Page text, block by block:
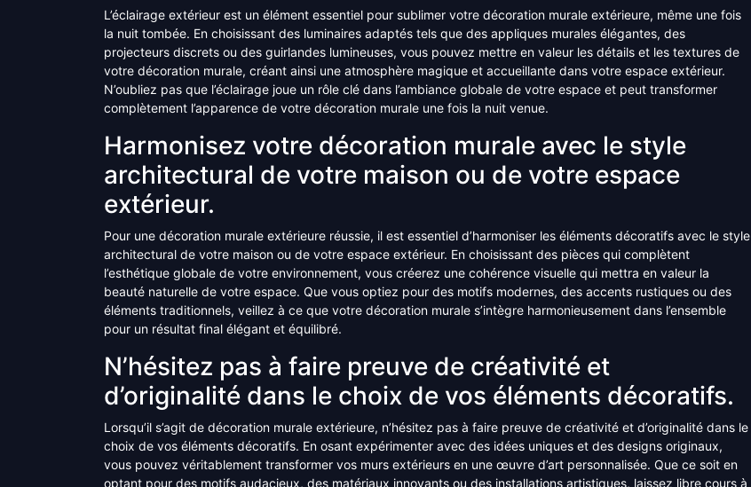
L’éclairage extérieur est un élément essentiel pour sublimer votre décoration murale extérieure, même une fois
la nuit tombée. En choisissant des luminaires adaptés tels que des appliques murales élégantes, des
projecteurs discrets ou des guirlandes lumineuses, vous pouvez mettre en valeur les détails et les textures de
votre décoration murale, créant ainsi une atmosphère magique et accueillante dans votre espace extérieur.
N’oubliez pas que l’éclairage joue un rôle clé dans l’ambiance globale de votre espace et peut transformer
complètement l’apparence de votre décoration murale une fois la nuit venue.
Harmonisez votre décoration murale avec le style
architectural de votre maison ou de votre espace
extérieur.
Pour une décoration murale extérieure réussie, il est essentiel d’harmoniser les éléments décoratifs avec le style
architectural de votre maison ou de votre espace extérieur. En choisissant des pièces qui complètent
l’esthétique globale de votre environnement, vous créerez une cohérence visuelle qui mettra en valeur la
beauté naturelle de votre espace. Que vous optiez pour des motifs modernes, des accents rustiques ou des
éléments traditionnels, veillez à ce que votre décoration murale s’intègre harmonieusement dans l’ensemble
pour un résultat final élégant et équilibré.
N’hésitez pas à faire preuve de créativité et
d’originalité dans le choix de vos éléments décoratifs.
Lorsqu’il s’agit de décoration murale extérieure, n’hésitez pas à faire preuve de créativité et d’originalité dans le
choix de vos éléments décoratifs. En osant expérimenter avec des idées uniques et des designs originaux,
vous pouvez véritablement transformer vos murs extérieurs en une œuvre d’art personnalisée. Que ce soit en
optant pour des motifs audacieux, des matériaux innovants ou des installations artistiques, laissez libre cours à